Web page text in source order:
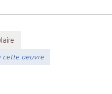
cette oeuvre